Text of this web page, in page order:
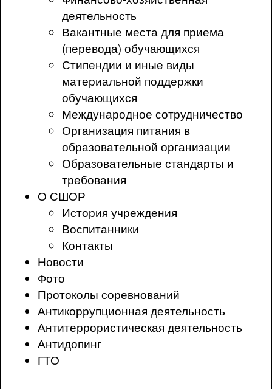
деятельность
Вакантные места для приема
(перевода) обучающихся
Стипендии и иные виды
материальной поддержки
обучающихся
Международное сотрудничество
Организация питания в
образовательной организации
Образовательные стандарты и
требования
О СШОР
История учреждения
Воспитанники
Контакты
Новости
Фото
Протоколы соревнований
Антикоррупционная деятельность
Антитеррористическая деятельность
Антидопинг
ГТО